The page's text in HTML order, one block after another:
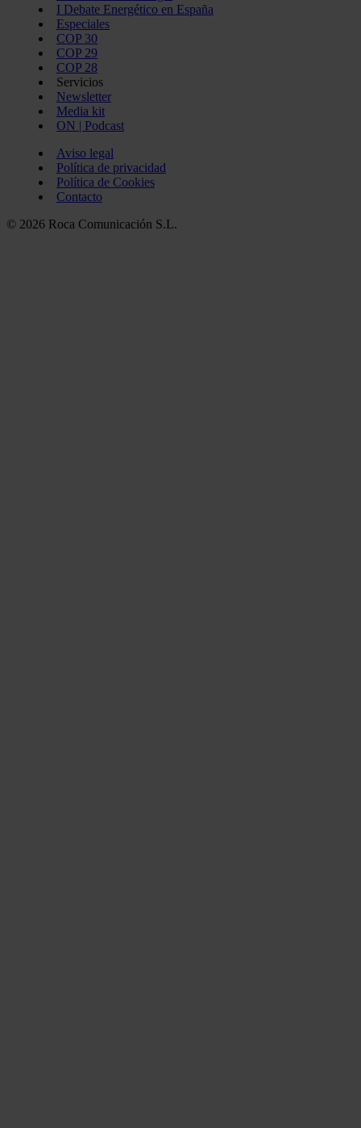
I Debate Energético en España
Especiales
COP 30
COP 29
COP 28
Servicios
Newsletter
Media kit
ON | Podcast
Aviso legal
Política de privacidad
Política de Cookies
Contacto
© 2026 Roca Comunicación S.L.